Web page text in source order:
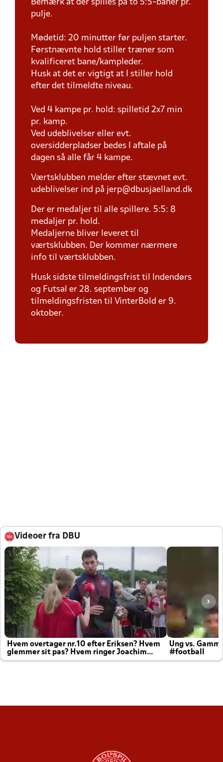
Bemærk at der spilles på to 5:5-baner pr.
pulje.
Mødetid: 20 minutter før puljen starter.
Førstnævnte hold stiller træner som
kvalificeret bane/kampleder.
Husk at det er vigtigt at I stiller hold
efter det tilmeldte niveau.
Ved 4 kampe pr. hold: spilletid 2x7 min
pr. kamp.
Ved udeblivelser eller evt.
oversidderpladser bedes I aftale på
dagen så alle får 4 kampe.
Værtsklubben melder efter stævnet evt.
udeblivelser ind på jerp@dbusjaelland.dk
Der er medaljer til alle spillere. 5:5: 8
medaljer pr. hold.
Medaljerne bliver leveret til
værtsklubben. Der kommer nærmere
info til værtsklubben.
Husk sidste tilmeldingsfrist til Indendørs
og Futsal er 28. september og
tilmeldingsfristen til VinterBold er 9.
oktober.
Videoer fra DBU
Hvem overtager nr.10 efter Eriksen? Hvem
glemmer sit pas? Hvem ringer Joachim
altid til efter kampe?
Ung vs.
#football